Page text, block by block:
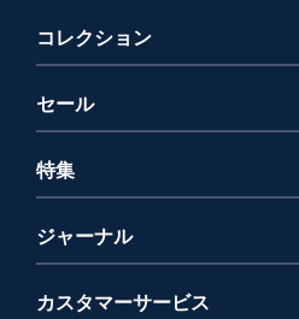
コレクション
セール
特集
ジャーナル
カスタマーサービス